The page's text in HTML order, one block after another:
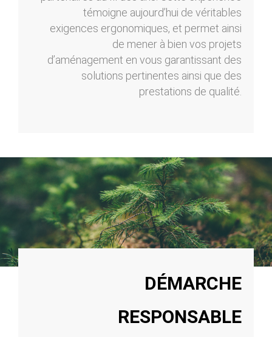
témoigne aujourd’hui de véritables
exigences ergonomiques, et permet ainsi
de mener à bien vos projets
d’aménagement en vous garantissant des
solutions pertinentes ainsi que des
prestations de qualité.
DÉMARCHE
RESPONSABLE